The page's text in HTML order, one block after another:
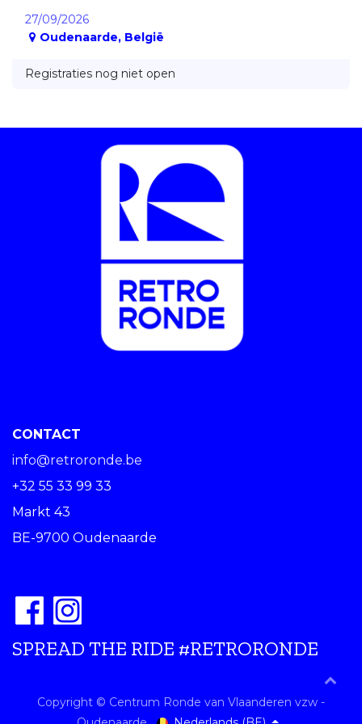
27/09/2026
Oudenaarde, België
Registraties nog niet open
CONTACT
info@retroronde.be
+32 55 33 99 33
Markt 43
BE-9700 Oudenaarde
SPREAD THE RIDE #RETRORONDE
Copyright © Centrum Ronde van Vlaanderen vzw -